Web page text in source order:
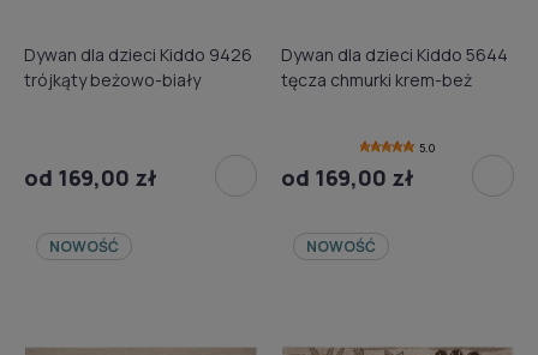
Dywan dla dzieci Kiddo 9426
trójkąty beżowo-biały
od 169,00 zł
Dywan dla dzieci Kiddo 5644
tęcza chmurki krem-beż
5.0
od 169,00 zł
NOWOŚĆ NOWOŚĆ